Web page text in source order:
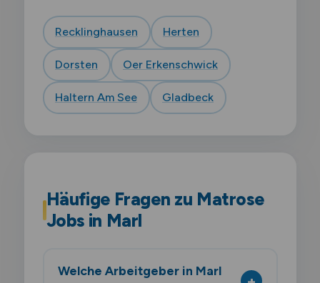
Recklinghausen Herten
Dorsten Oer Erkenschwick
Haltern Am See Gladbeck
Häufige Fragen zu Matrose
Jobs in Marl
Welche Arbeitgeber in Marl